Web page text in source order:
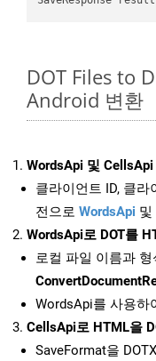
DOT Files to
Android 변환
WordsApi 및 CellsApi
클라이언트 ID, 클라
전으로 WordsApi 및
WordsApi로 DOT를
로컬 파일 이름과
WordsApi를 사용하
CellsApi로 HTML을
SaveFormat을